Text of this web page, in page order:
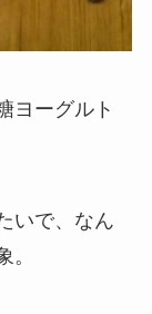
ヨーグルト
いで、なん
。